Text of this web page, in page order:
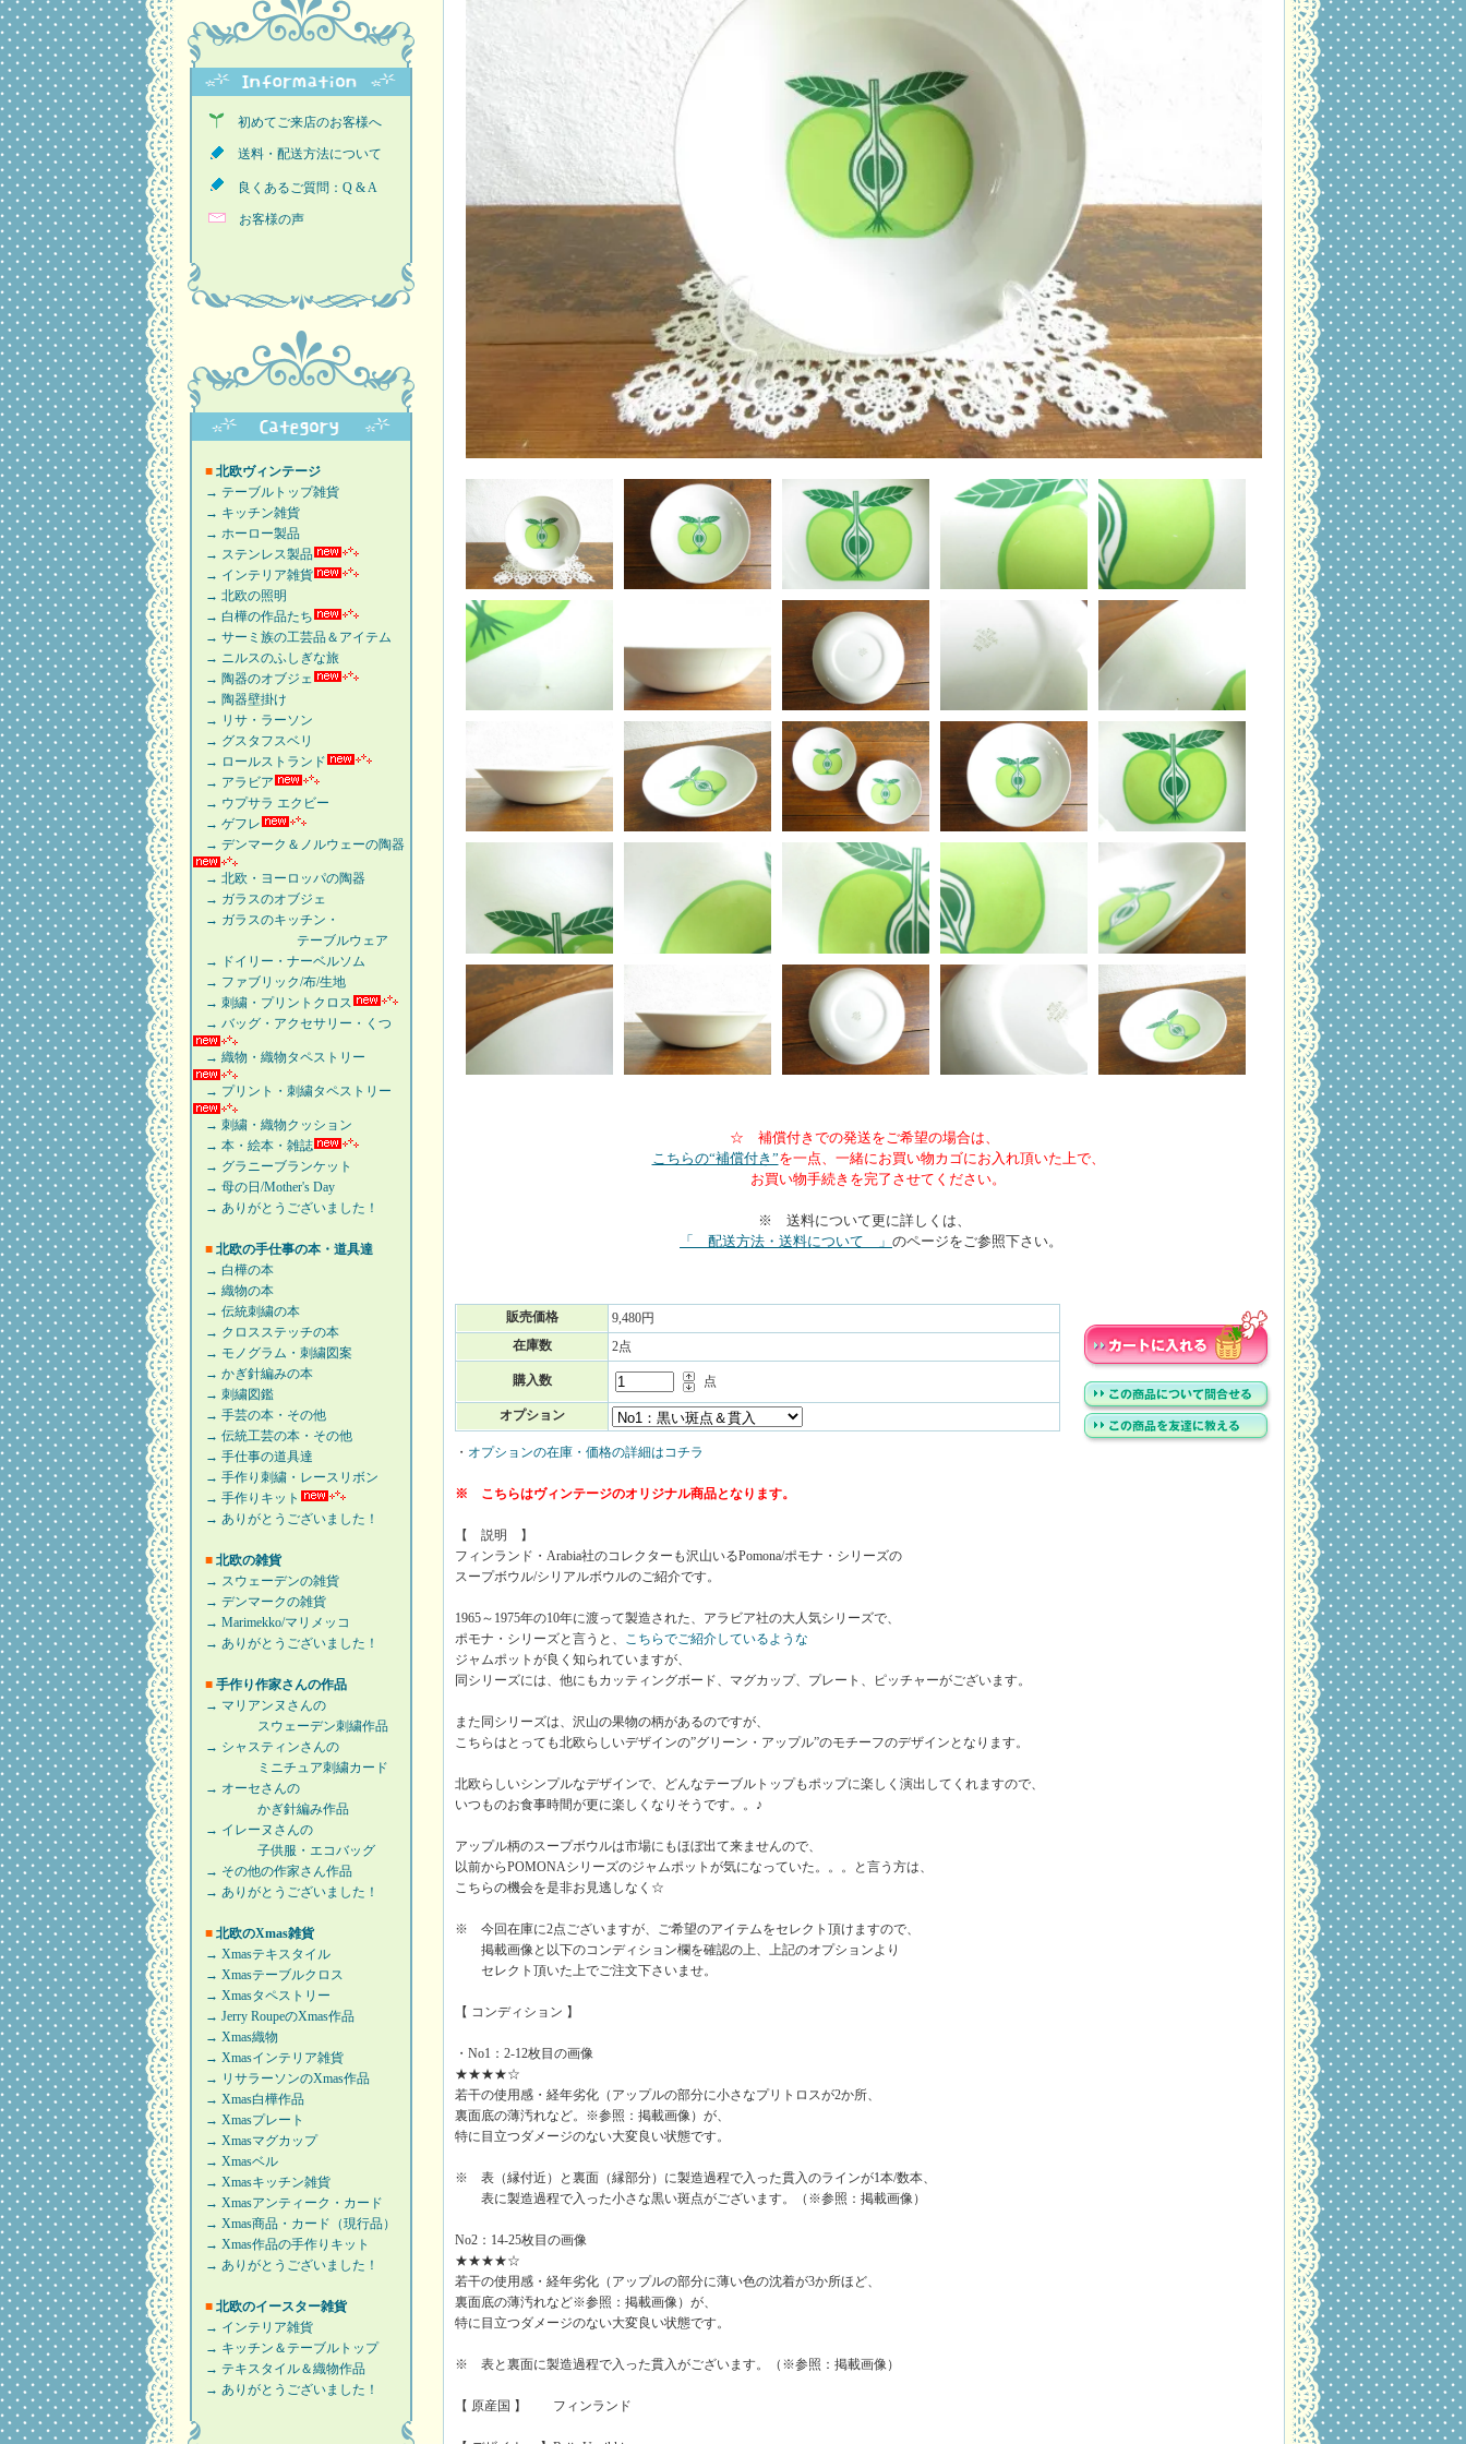
初めてご来店のお客様へ
送料・配送方法について
良くあるご質問：Q & A
お客様の声
■ 北欧ヴィンテージ
→ テーブルトップ雑貨
→ キッチン雑貨
→ ホーロー製品
→ ステンレス製品
→ インテリア雑貨
→ 北欧の照明
→ 白樺の作品たち
→ サーミ族の工芸品＆アイテム
→ ニルスのふしぎな旅
→ 陶器のオブジェ
→ 陶器壁掛け
→ リサ・ラーソン
→ グスタフスベリ
→ ロールストランド
→ アラビア
→ ウプサラ エクビー
→ ゲフレ
→ デンマーク＆ノルウェーの陶器
→ 北欧・ヨーロッパの陶器
→ ガラスのオブジェ
→ ガラスのキッチン・
テーブルウェア
→ ドイリー・ナーベルソム
→ ファブリック/布/生地
→ 刺繍・プリントクロス
→ バッグ・アクセサリー・くつ
→ 織物・織物タペストリー
→ プリント・刺繍タペストリー
→ 刺繍・織物クッション
→ 本・絵本・雑誌
→ グラニーブランケット
→ 母の日/Mother's Day
→ ありがとうございました！
■ 北欧の手仕事の本・道具達
→ 白樺の本
→ 織物の本
→ 伝統刺繍の本
→ クロスステッチの本
→ モノグラム・刺繍図案
→ かぎ針編みの本
→ 刺繍図鑑
→ 手芸の本・その他
→ 伝統工芸の本・その他
→ 手仕事の道具達
→ 手作り刺繍・レースリボン
→ 手作りキット
→ ありがとうございました！
■ 北欧の雑貨
→ スウェーデンの雑貨
→ デンマークの雑貨
→ Marimekko/マリメッコ
→ ありがとうございました！
■ 手作り作家さんの作品
→ マリアンヌさんの
スウェーデン刺繍作品
→ シャスティンさんの
ミニチュア刺繍カード
→ オーセさんの
かぎ針編み作品
→ イレーヌさんの
子供服・エコバッグ
→ その他の作家さん作品
→ ありがとうございました！
■ 北欧のXmas雑貨
→ Xmasテキスタイル
→ Xmasテーブルクロス
→ Xmasタペストリー
→ Jerry RoupeのXmas作品
→ Xmas織物
→ Xmasインテリア雑貨
→ リサラーソンのXmas作品
→ Xmas白樺作品
→ Xmasプレート
→ Xmasマグカップ
→ Xmasベル
→ Xmasキッチン雑貨
→ Xmasアンティーク・カード
→ Xmas商品・カード（現行品）
→ Xmas作品の手作りキット
→ ありがとうございました！
■ 北欧のイースター雑貨
→ インテリア雑貨
→ キッチン＆テーブルトップ
→ テキスタイル＆織物作品
→ ありがとうございました！
☆ 補償付きでの発送をご希望の場合は、
こちらの“補償付き”を一点、一緒にお買い物カゴにお入れ頂いた上で、
お買い物手続きを完了させてください。
※ 送料について更に詳しくは、
「 配送方法・送料について 」 のページをご参照下さい。
販売価格
9,480円
在庫数
2点
購入数 点
オプション
・ オプションの在庫・価格の詳細はコチラ
※ こちらはヴィンテージのオリジナル商品となります。
【 説明 】
フィンランド・Arabia社のコレクターも沢山いるPomona/ポモナ・シリーズの
スープボウル/シリアルボウルのご紹介です。
1965～1975年の10年に渡って製造された、アラビア社の大人気シリーズで、
ポモナ・シリーズと言うと、
こちらでご紹介しているような
ジャムポットが良く知られていますが、
同シリーズには、他にもカッティングボード、マグカップ、プレート、ピッチャーがございます。
また同シリーズは、沢山の果物の柄があるのですが、
こちらはとっても北欧らしいデザインの”グリーン・アップル”のモチーフのデザインとなります。
北欧らしいシンプルなデザインで、どんなテーブルトップもポップに楽しく演出してくれますので、
いつものお食事時間が更に楽しくなりそうです。。♪
アップル柄のスープボウルは市場にもほぼ出て来ませんので、
以前からPOMONAシリーズのジャムポットが気になっていた。。。と言う方は、
こちらの機会を是非お見逃しなく☆
※ 今回在庫に2点ございますが、ご希望のアイテムをセレクト頂けますので、
掲載画像と以下のコンディション欄を確認の上、上記のオプションより
セレクト頂いた上でご注文下さいませ。
【 コンディション 】
・No1：2-12枚目の画像
★★★★☆
若干の使用感・経年劣化（アップルの部分に小さなプリトロスが2か所、
裏面底の薄汚れなど。※参照：掲載画像）が、
特に目立つダメージのない大変良い状態です。
※ 表（縁付近）と裏面（縁部分）に製造過程で入った貫入のラインが1本/数本、
表に製造過程で入った小さな黒い斑点がございます。（※参照：掲載画像）
No2：14-25枚目の画像
★★★★☆
若干の使用感・経年劣化（アップルの部分に薄い色の沈着が3か所ほど、
裏面底の薄汚れなど※参照：掲載画像）が、
特に目立つダメージのない大変良い状態です。
※ 表と裏面に製造過程で入った貫入がございます。（※参照：掲載画像）
【 原産国 】 フィンランド